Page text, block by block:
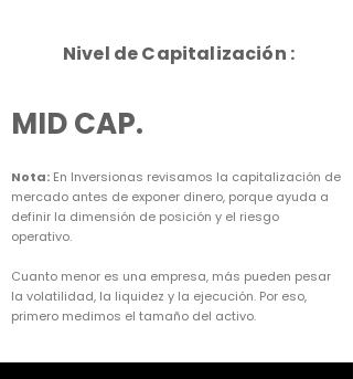
Nivel de Capitalización :
MID CAP.
Nota: En Inversionas revisamos la capitalización de
mercado antes de exponer dinero, porque ayuda a
definir la dimensión de posición y el riesgo
operativo.
Cuanto menor es una empresa, más pueden pesar
la volatilidad, la liquidez y la ejecución. Por eso,
primero medimos el tamaño del activo.